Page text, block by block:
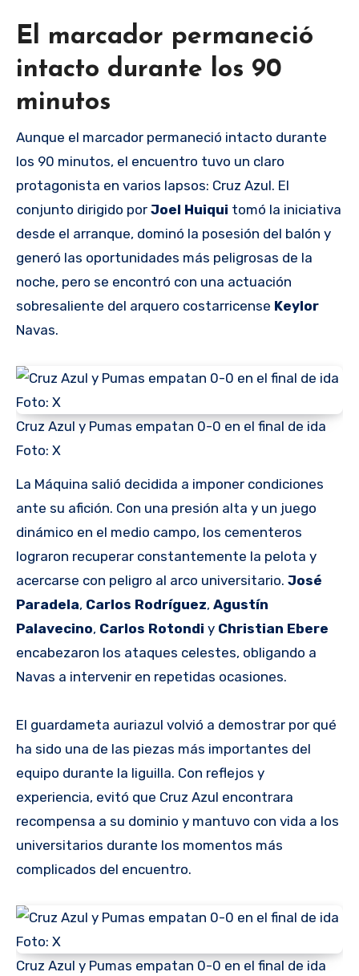
El marcador permaneció
intacto durante los 90
minutos
Aunque el marcador permaneció intacto durante
los 90 minutos, el encuentro tuvo un claro
protagonista en varios lapsos: Cruz Azul. El
conjunto dirigido por Joel Huiqui tomó la iniciativa
desde el arranque, dominó la posesión del balón y
generó las oportunidades más peligrosas de la
noche, pero se encontró con una actuación
sobresaliente del arquero costarricense Keylor
Navas.
Cruz Azul y Pumas empatan 0-0 en el final de ida
Foto: X
La Máquina salió decidida a imponer condiciones
ante su afición. Con una presión alta y un juego
dinámico en el medio campo, los cementeros
lograron recuperar constantemente la pelota y
acercarse con peligro al arco universitario. José
Paradela, Carlos Rodríguez, Agustín
Palavecino, Carlos Rotondi y Christian Ebere
encabezaron los ataques celestes, obligando a
Navas a intervenir en repetidas ocasiones.
El guardameta auriazul volvió a demostrar por qué
ha sido una de las piezas más importantes del
equipo durante la liguilla. Con reflejos y
experiencia, evitó que Cruz Azul encontrara
recompensa a su dominio y mantuvo con vida a los
universitarios durante los momentos más
complicados del encuentro.
Cruz Azul y Pumas empatan 0-0 en el final de ida